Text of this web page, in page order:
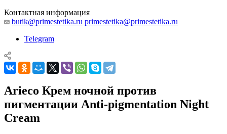
Контактная информация
butik@primestetika.ru primestetika@primestetika.ru
Telegram
Arieco Крем ночной против
пигментации Anti-pigmentation Night
Cream